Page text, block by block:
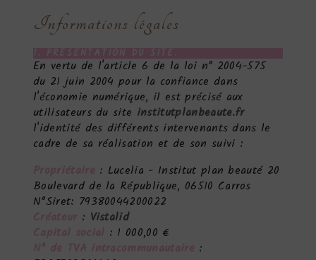
Informations légales
1. PRÉSENTATION DU SITE.
En vertu de l'article 6 de la loi n° 2004-575
du 21 juin 2004 pour la confiance dans
l'économie numérique, il est précisé aux
utilisateurs du site institutplanbeaute.fr
l'identité des différents intervenants dans le
cadre de sa réalisation et de son suivi :
Propriétaire : Lucelia - Institut plan beauté 20
Boulevard de la République, 06510 Carros
N°Siret: 79380044200022
Créateur : Vistalid
Capital social : 1 000,00 €
N° de TVA intracommunautaire :